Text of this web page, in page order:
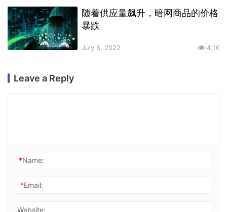
随着供应量飙升，暗网商品的价格
暴跌
July 5, 2022 4.1K
Leave a Reply
*Name:
*Email:
Website: